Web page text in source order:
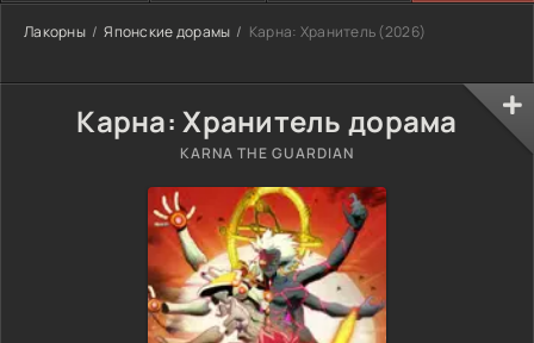
Лакорны Японские дорамы Карна: Хранитель (2026)
Карна: Хранитель дорама
KARNA THE GUARDIAN